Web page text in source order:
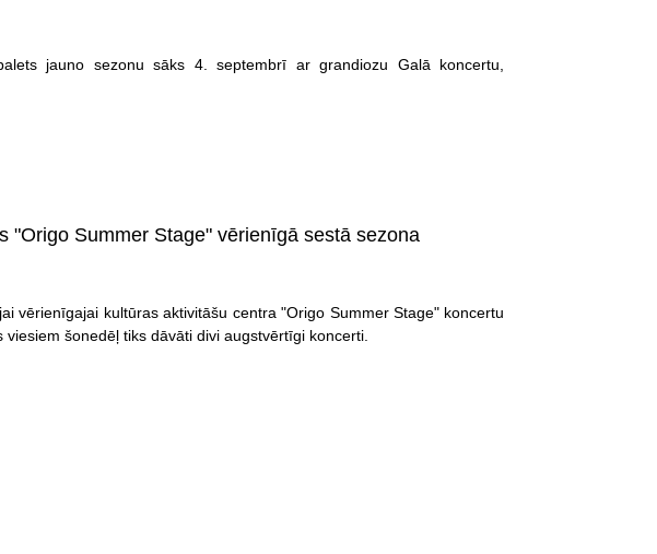
jauno sezonu sāks 4. septembrī ar grandiozu Galā koncertu,
"Origo Summer Stage" vērienīgā sestā sezona
vērienīgajai kultūras aktivitāšu centra "Origo Summer Stage" koncertu
šonedēļ tiks dāvāti divi augstvērtīgi koncerti.